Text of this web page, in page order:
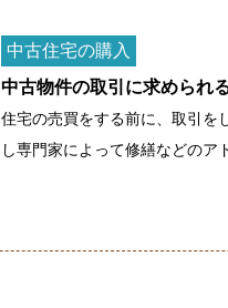
中古住宅の購入
中古物件の取引に求められ
住宅の売買をする前に、取引を
し専門家によって修繕などのア